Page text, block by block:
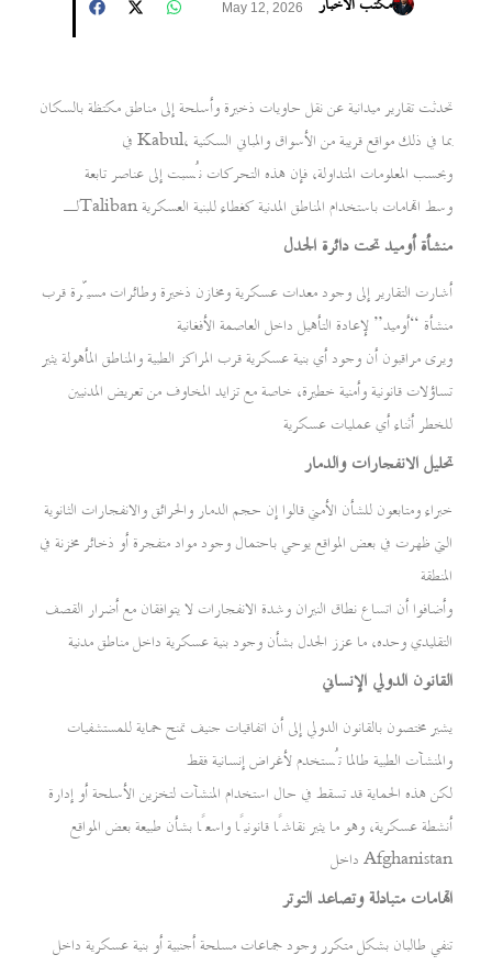
May 12, 2026
تحدثت تقارير ميدانية عن نقل حاويات ذخيرة وأسلحة إلى مناطق مكتظة بالسكان
في Kabul، بما في ذلك مواقع قريبة من الأسواق والمباني السكنية
وبحسب المعلومات المتداولة، فإن هذه التحركات نُسبت إلى عناصر تابعة
لـTaliban وسط اتهامات باستخدام المناطق المدنية كغطاء للبنية العسكرية
منشأة أوميد تحت دائرة الجدل
أشارت التقارير إلى وجود معدات عسكرية ومخازن ذخيرة وطائرات مسيّرة قرب
منشأة “أوميد” لإعادة التأهيل داخل العاصمة الأفغانية
ويرى مراقبون أن وجود أي بنية عسكرية قرب المراكز الطبية والمناطق المأهولة يثير
تساؤلات قانونية وأمنية خطيرة، خاصة مع تزايد المخاوف من تعريض المدنيين
للخطر أثناء أي عمليات عسكرية
تحليل الانفجارات والدمار
خبراء ومتابعون للشأن الأمني قالوا إن حجم الدمار والحرائق والانفجارات الثانوية
التي ظهرت في بعض المواقع يوحي باحتمال وجود مواد متفجرة أو ذخائر مخزنة في
المنطقة
وأضافوا أن اتساع نطاق النيران وشدة الانفجارات لا يتوافقان مع أضرار القصف
التقليدي وحده، ما عزز الجدل بشأن وجود بنية عسكرية داخل مناطق مدنية
القانون الدولي الإنساني
يشير مختصون بالقانون الدولي إلى أن اتفاقيات جنيف تمنح حماية للمستشفيات
والمنشآت الطبية طالما تُستخدم لأغراض إنسانية فقط
لكن هذه الحماية قد تسقط في حال استخدام المنشآت لتخزين الأسلحة أو إدارة
أنشطة عسكرية، وهو ما يثير نقاشًا قانونيًا واسعًا بشأن طبيعة بعض المواقع
داخل Afghanistan
اتهامات متبادلة وتصاعد التوتر
تنفي طالبان بشكل متكرر وجود جماعات مسلحة أجنبية أو بنية عسكرية داخل